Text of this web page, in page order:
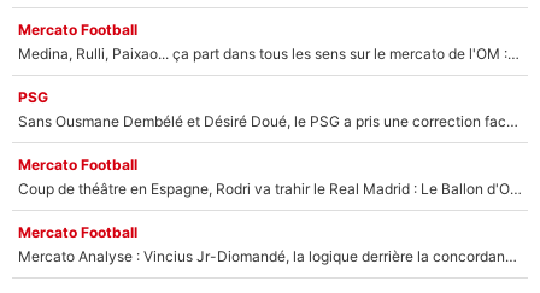
Mercato Football
Medina, Rulli, Paixao... ça part dans tous les sens sur le mercato de l'OM : Frank McCourt va enfin récupérer l'argent qu'il attend ?
PSG
Sans Ousmane Dembélé et Désiré Doué, le PSG a pris une correction face à Majorque : Luis Enrique attend avec impatience des renforts !
Mercato Football
Coup de théâtre en Espagne, Rodri va trahir le Real Madrid : Le Ballon d'Or a choisi de signer au FC Barcelone !
Mercato Football
Mercato Analyse : Vincius Jr-Diomandé, la logique derrière la concordance des temps